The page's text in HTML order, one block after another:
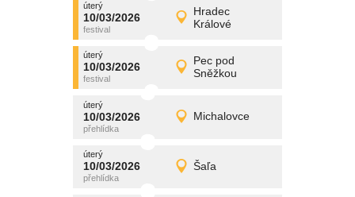
úterý
10/03/2026
Hradec
Králové
úterý
10/03/2026 Detail
promítání
úterý
10/03/2026
Pec pod
Sněžkou
úterý
10/03/2026 Detail
promítání
úterý
10/03/2026 Michalovce
úterý
10/03/2026 Detail
promítání
úterý
10/03/2026 Šaľa
úterý
10/03/2026 Detail
promítání